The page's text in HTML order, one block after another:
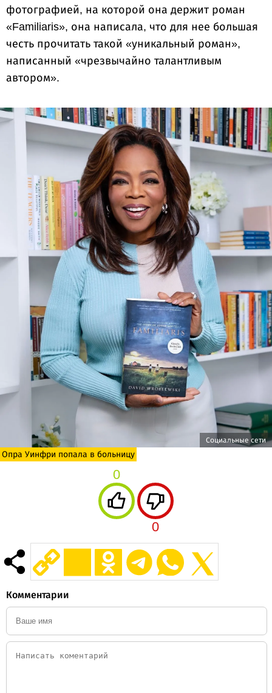
фотографией, на которой она держит роман
«Familiaris», она написала, что для нее большая
честь прочитать такой «уникальный роман»,
написанный «чрезвычайно талантливым
автором».
Социальные сети
Опра Уинфри попала в больницу
0
0
Комментарии